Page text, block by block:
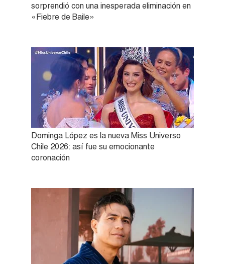
sorprendió con una inesperada eliminación en
«Fiebre de Baile»
Dominga López es la nueva Miss Universo
Chile 2026: así fue su emocionante
coronación